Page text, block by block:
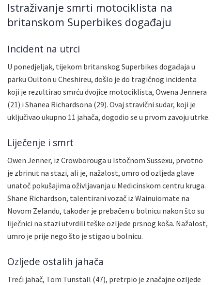
Istraživanje smrti motociklista na
britanskom Superbikes događaju
Incident na utrci
U ponedjeljak, tijekom britanskog Superbikes događaja u
parku Oulton u Cheshireu, došlo je do tragičnog incidenta
koji je rezultirao smrću dvojice motociklista, Owena Jennera
(21) i Shanea Richardsona (29). Ovaj stravični sudar, koji je
uključivao ukupno 11 jahača, dogodio se u prvom zavoju utrke.
Liječenje i smrt
Owen Jenner, iz Crowborouga u Istočnom Sussexu, prvotno
je zbrinut na stazi, ali je, nažalost, umro od ozljeda glave
unatoč pokušajima oživljavanja u Medicinskom centru kruga.
Shane Richardson, talentirani vozač iz Wainuiomate na
Novom Zelandu, također je prebačen u bolnicu nakon što su
liječnici na stazi utvrdili teške ozljede prsnog koša. Nažalost,
umro je prije nego što je stigao u bolnicu.
Ozljede ostalih jahača
Treći jahač, Tom Tunstall (47), pretrpio je značajne ozljede